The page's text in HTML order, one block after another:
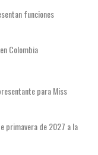
funciones
Colombia
para Miss
primavera de 2027 a la